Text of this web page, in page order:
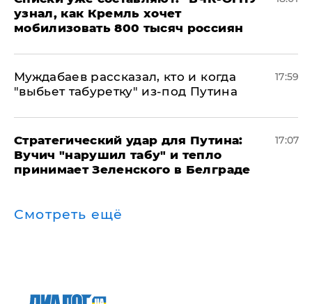
узнал, как Кремль хочет
мобилизовать 800 тысяч россиян
Муждабаев рассказал, кто и когда
"выбьет табуретку" из-под Путина
17:59
Стратегический удар для Путина:
Вучич "нарушил табу" и тепло
принимает Зеленского в Белграде
17:07
Смотреть ещё